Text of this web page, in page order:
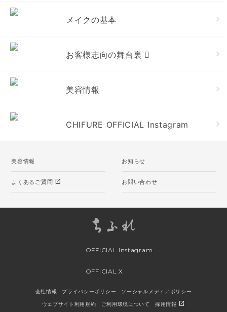
メイクの基本
お客様志向の舞台裏
美容情報
CHIFURE OFFICIAL Instagram
美容情報 お知らせ
よくあるご質問 open_in_new お問い合わせ
OFFICIAL Instagram
OFFICIAL X
会社情報 プライバシーポリシー ソーシャルメディアポリシー
ウェブサイト利用規約 ご利用環境について 採用情報 open_in_new